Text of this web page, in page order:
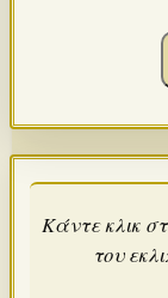
Κάντε κλικ
του